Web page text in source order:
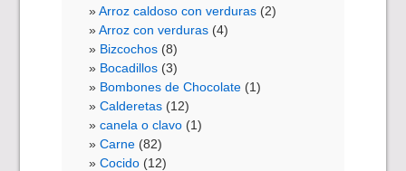
Arroz caldoso con verduras (2)
Arroz con verduras (4)
Bizcochos (8)
Bocadillos (3)
Bombones de Chocolate (1)
Calderetas (12)
canela o clavo (1)
Carne (82)
Cocido (12)